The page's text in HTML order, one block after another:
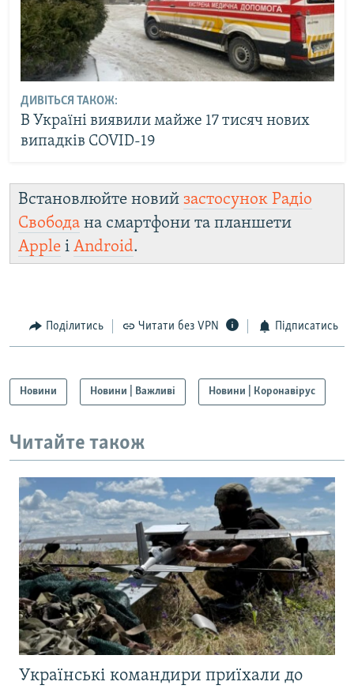
ДИВІТЬСЯ ТАКОЖ:
В Україні виявили майже 17 тисяч нових
випадків COVID-19
Встановлюйте новий застосунок Радіо
Свобода на смартфони та планшети
Apple і Android.
Поділитись Читати без VPN Підписатись
Новини Новини | Важливі Новини | Коронавірус
Читайте також
Українські командири приїхали до